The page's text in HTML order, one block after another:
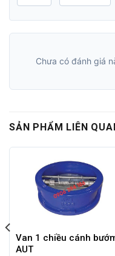
Chưa có đánh giá
SẢN PHẨM LIÊN
Van 1 chiều cánh
AUT